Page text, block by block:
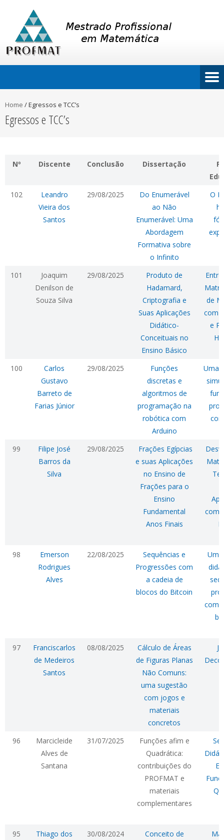
Home /Egressos e TCC’s
Egressos e TCC’s
Nº Discente Conclusão Dissertação
102
Leandro
Vieira dos
Santos
29/08/2025
Do Enumerável
ao Não
Enumerável: Uma
Abordagem
Formativa sobre
o Infinito
O
101
Joaquim
Denilson de
Souza Silva
29/08/2025
Produto de
Hadamard,
Criptografia e
Suas Aplicações
Didático-
Conceituais no
Ensino Básico
de
com
e
100
Carlos
Gustavo
Barreto de
Farias Júnior
29/08/2025
Funções
discretas e
algoritmos de
programação na
robótica com
Arduino
Uma
99
Filipe José
Barros da
Silva
29/08/2025
Frações Egípcias
e suas Aplicações
no Ensino de
Frações para o
Ensino
Fundamental
Anos Finais
com
98
Emerson
Rodrigues
Alves
22/08/2025
Sequências e
Progressões com
a cadeia de
blocos do Bitcoin
com
97
Franciscarlos
de Medeiros
Santos
08/08/2025
Cálculo de Áreas
de Figuras Planas
Não Comuns:
uma sugestão
com jogos e
materiais
concretos
96
Marcicleide
Alves de
Santana
31/07/2025
Funções afim e
Quadrática:
contribuições do
PROFMAT e
materiais
complementares
95
Thiago dos
30/08/2024
Conceito de